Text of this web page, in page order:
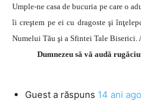
Umple-ne casa de bucuria pe care o
îi creştem pe ei cu dragoste şi
Numelui Tău şi a Sfintei Tale Biserici.
Dumnezeu să vă audă
Guest a răspuns 14 ani ago